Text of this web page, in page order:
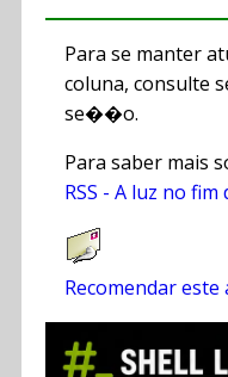
Para se manter
coluna, consulte
se��o.
Para saber mais
RSS - A luz no
Recomendar